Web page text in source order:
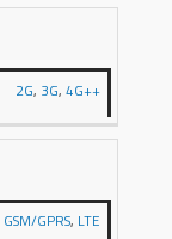
2G, 3G,4G++
GSM/GPRS, LTE